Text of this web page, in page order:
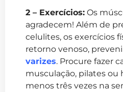
2 – Exercícios: Os
agradecem! Além de
celulites, os exercícios
retorno venoso,
varizes. Procure fazer
musculação, pilates ou
menos três vezes na